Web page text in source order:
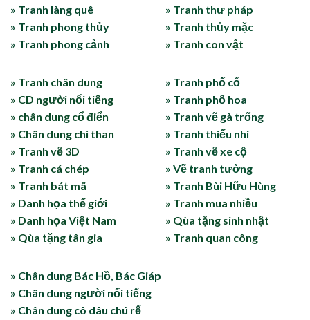
» Tranh làng quê
» Tranh phong thủy
» Tranh phong cảnh
» Tranh thư pháp
» Tranh thủy mặc
» Tranh con vật
» Tranh chân dung
» CD người nổi tiếng
» chân dung cổ điển
» Chân dung chì than
» Tranh vẽ 3D
» Tranh cá chép
» Tranh bát mã
» Danh họa thế giới
» Danh họa Việt Nam
» Qùa tặng tân gia
» Tranh phố cổ
» Tranh phố hoa
» Tranh vẽ gà trống
» Tranh thiếu nhi
» Tranh vẽ xe cộ
» Vẽ tranh tường
» Tranh Bùi Hữu Hùng
» Tranh mua nhiều
» Qùa tặng sinh nhật
» Tranh quan công
» Chân dung Bác Hồ, Bác Giáp
» Chân dung người nổi tiếng
» Chân dung cô dâu chú rể